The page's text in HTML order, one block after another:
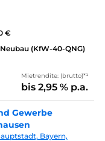
€
(KfW-40-QNG)
Mietrendite: (brutto)*¹
bis 2,95 % p.a.
Gewerbe
Bayern,